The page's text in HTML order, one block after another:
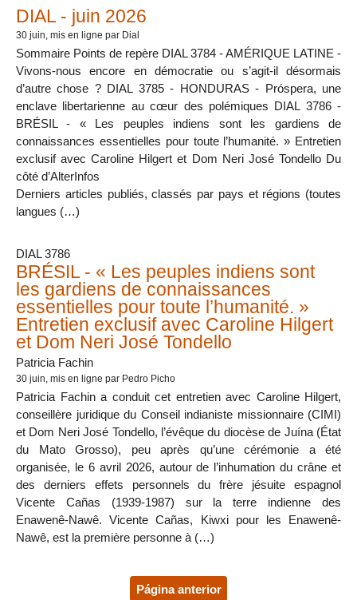
DIAL - juin 2026
30 juin, mis en ligne par Dial
Sommaire Points de repère DIAL 3784 - AMÉRIQUE LATINE -
Vivons-nous encore en démocratie ou s’agit-il désormais
d’autre chose ? DIAL 3785 - HONDURAS - Próspera, une
enclave libertarienne au cœur des polémiques DIAL 3786 -
BRÉSIL - « Les peuples indiens sont les gardiens de
connaissances essentielles pour toute l’humanité. » Entretien
exclusif avec Caroline Hilgert et Dom Neri José Tondello Du
côté d’AlterInfos
Derniers articles publiés, classés par pays et régions (toutes
langues (…)
DIAL 3786
BRÉSIL - « Les peuples indiens sont
les gardiens de connaissances
essentielles pour toute l’humanité. »
Entretien exclusif avec Caroline Hilgert
et Dom Neri José Tondello
Patricia Fachin
30 juin, mis en ligne par Pedro Picho
Patricia Fachin a conduit cet entretien avec Caroline Hilgert,
conseillère juridique du Conseil indianiste missionnaire (CIMI)
et Dom Neri José Tondello, l’évêque du diocèse de Juína (État
du Mato Grosso), peu après qu’une cérémonie a été
organisée, le 6 avril 2026, autour de l’inhumation du crâne et
des derniers effets personnels du frère jésuite espagnol
Vicente Cañas (1939-1987) sur la terre indienne des
Enawenê-Nawê. Vicente Cañas, Kiwxi pour les Enawenê-
Nawê, est la première personne à (…)
Página anterior